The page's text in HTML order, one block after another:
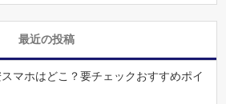
最近の投稿
マホはどこ？要チェックおすすめポイ